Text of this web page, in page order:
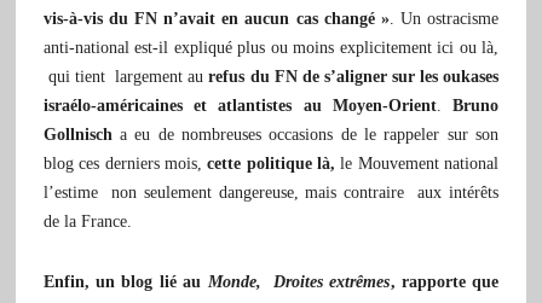
vis-à-vis du FN n’avait en aucun cas changé ». Un ostracisme
anti-national est-il expliqué plus ou moins explicitement ici ou là,
qui tient largement aurefus du FN de s’aligner sur les oukases
israélo-américaines et atlantistes au Moyen-Orient.Bruno
Gollnischa eu de nombreuses occasions de le rappeler sur son
blog ces derniers mois,cette politique là, le Mouvement national
l’estime non seulement dangereuse, mais contraire aux intérêts
de la France.
Enfin, un blog lié au Monde, Droites extrêmes, rapporte que